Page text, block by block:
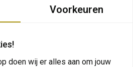
Voorkeuren
doen wij er alles aan om jouw